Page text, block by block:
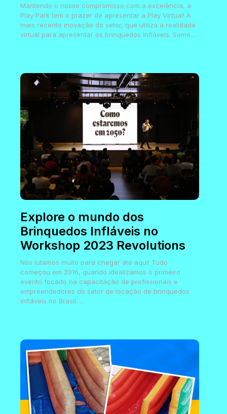
Mantendo o nosso compromisso com a excelência, a
Play Park tem o prazer de apresentar a Play Virtual! A
mais recente inovação do setor, que utiliza a realidade
virtual para apresentar os brinquedos infláveis. Somo...
Explore o mundo dos
Brinquedos Infláveis no
Workshop 2023 Revolutions
Nós lutamos muito para chegar até aqui! Tudo
começou em 2016, quando idealizamos o primeiro
evento focado na capacitação de profissionais e
empreendedores do setor de locação de brinquedos
infláveis no Brasil. ...